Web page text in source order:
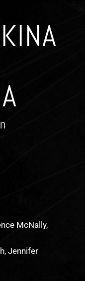
McNally,
Jennifer